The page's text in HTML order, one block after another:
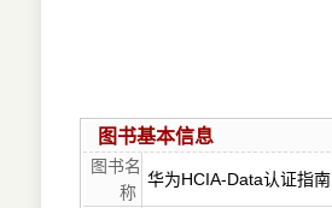
图书基本信息
图书名
称
华为HCIA-Data认证指南